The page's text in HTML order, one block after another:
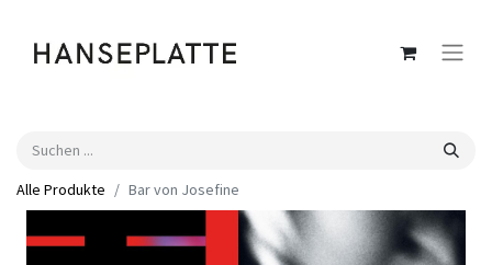
Alle Produkte Bar von Josefine